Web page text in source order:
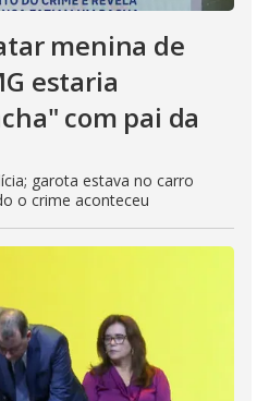
menina de
estaria
com pai da
garota estava no carro
o crime aconteceu